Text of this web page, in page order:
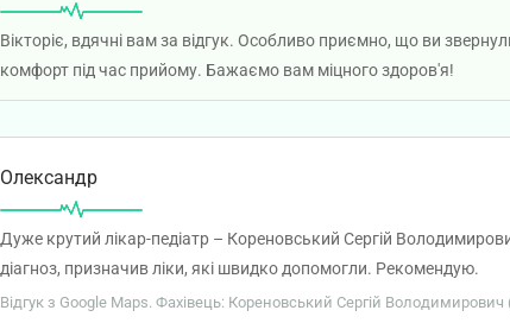
Вікторіє, вдячні вам за відгук. Особливо приємно, що ви
комфорт під час прийому. Бажаємо вам міцного здоров'я!
Олександр
Дуже крутий лікар-педіатр – Кореновський Сергій
діагноз, призначив ліки, які швидко допомогли. Рекомендую.
Відгук з Google Maps. Фахівець: Кореновський Сергій Володимирович